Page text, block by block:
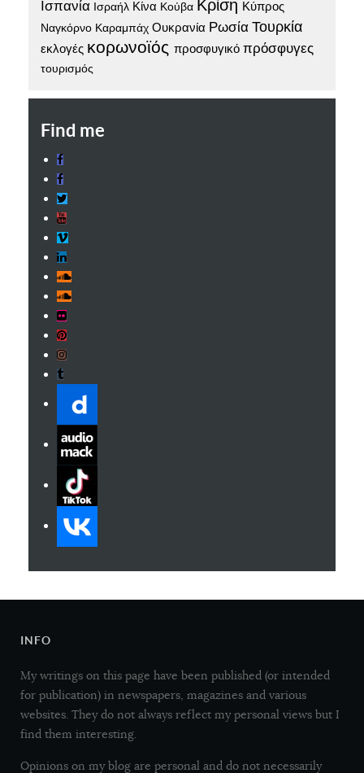
Ισπανία Ισραήλ Κίνα Κούβα Κρίση Κύπρος
Ναγκόρνο Καραμπάχ Ουκρανία ΡωσίαΤουρκία
εκλογές κορωνοϊός προσφυγικό πρόσφυγες
τουρισμός
Find me
INFO
My writings on this page have been published (or intended
for publication) in newspapers, magazines and various
websites. They do not always reflect my personal views but I
find them interesting.
Opinions on my blog are personal and do not necessarily